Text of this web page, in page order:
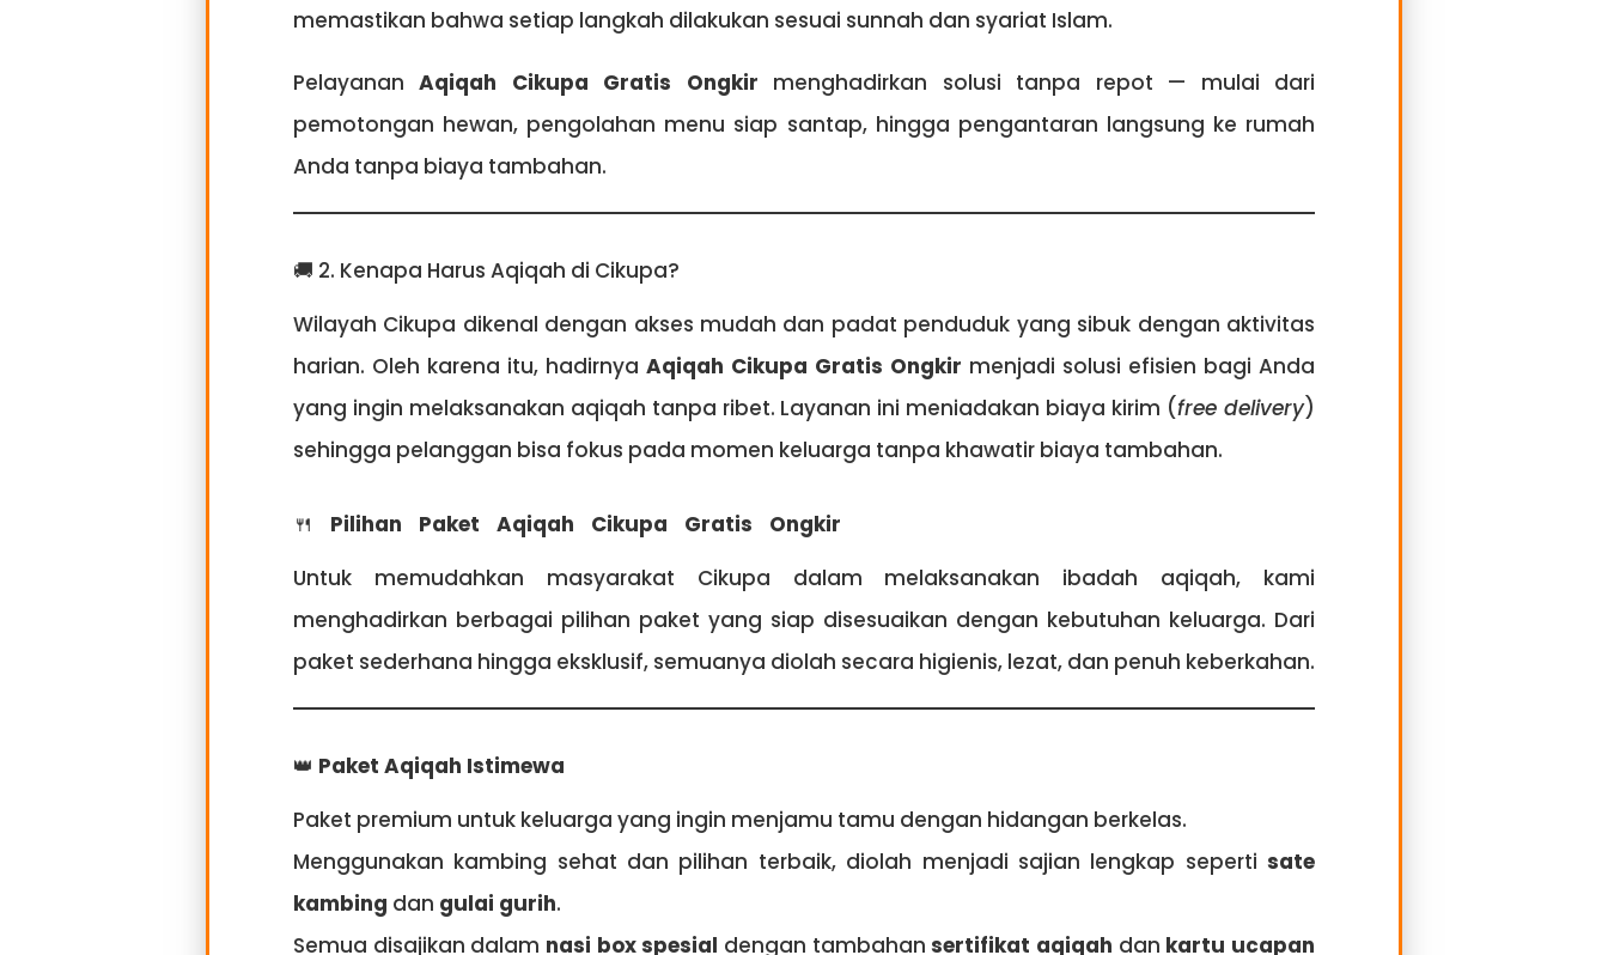
memastikan bahwa setiap langkah dilakukan sesuai sunnah dan syariat Islam.
PelayananAqiqah Cikupa Gratis Ongkir menghadirkan solusi tanpa repot — mulai dari
pemotongan hewan, pengolahan menu siap santap, hingga pengantaran langsung ke rumah
Anda tanpa biaya tambahan.
🚚 2. Kenapa Harus Aqiqah di Cikupa?
Wilayah Cikupa dikenal dengan akses mudah dan padat penduduk yang sibuk dengan aktivitas
harian. Oleh karena itu, hadirnya Aqiqah Cikupa Gratis Ongkir menjadi solusi efisien bagi Anda
yang ingin melaksanakan aqiqah tanpa ribet. Layanan ini meniadakan biaya kirim (free delivery)
sehingga pelanggan bisa fokus pada momen keluarga tanpa khawatir biaya tambahan.
🍴 Pilihan Paket Aqiqah Cikupa Gratis Ongkir
Untuk memudahkan masyarakat Cikupa dalam melaksanakan ibadah aqiqah, kami
menghadirkan berbagai pilihan paket yang siap disesuaikan dengan kebutuhan keluarga. Dari
paket sederhana hingga eksklusif, semuanya diolah secara higienis, lezat, dan penuh keberkahan.
👑 Paket Aqiqah Istimewa
Paket premium untuk keluarga yang ingin menjamu tamu dengan hidangan berkelas.
Menggunakan kambing sehat dan pilihan terbaik, diolah menjadi sajian lengkap seperti sate
kambing dan gulai gurih.
Semua disajikan dalam nasi box spesial dengan tambahansertifikat aqiqah dan kartu ucapan